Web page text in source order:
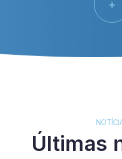
+
Últimas